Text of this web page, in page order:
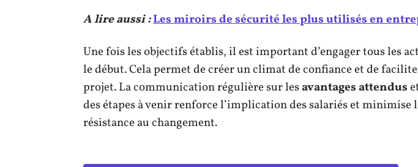
A lire aussi :Les miroirs de sécurité les plus utilisés en
Une fois les objectifs établis, il est important d’engager tous les
le début. Cela permet de créer un climat de confiance et de
projet. La communication régulière sur lesavantages attendus
des étapes à venir renforce l’implication des salariés et minimise
résistance au changement.